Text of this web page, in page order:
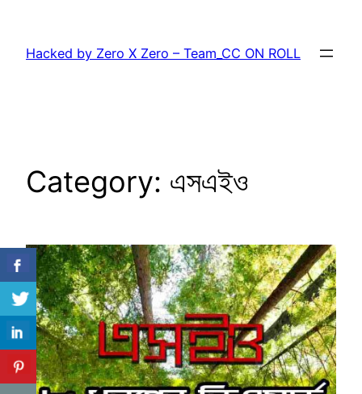
content
Hacked by Zero X Zero – Team_CC ON ROLL
Category: এসএইও